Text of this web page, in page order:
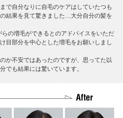
で自分なりに自毛のケアはしていたつも
結果を見て驚きました…大分自分の髪を
らの増毛ができるとのアドバイスをいただ
目部分を中心とした増毛をお願いしまし
か不安ではあったのですが、思ってた以
でも結果には驚いています。